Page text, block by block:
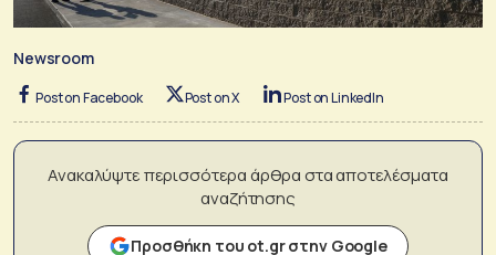
Newsroom
Post on Facebook Post on X Post on LinkedIn
Ανακαλύψτε περισσότερα άρθρα στα αποτελέσματα
αναζήτησης
Προσθήκη του ot.gr στην Google